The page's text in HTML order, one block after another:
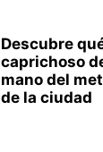
Descubre
caprichoso
mano del
de la ciudad